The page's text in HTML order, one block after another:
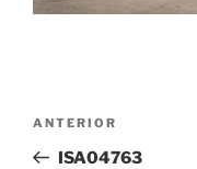
ANTERIOR
ISA04763